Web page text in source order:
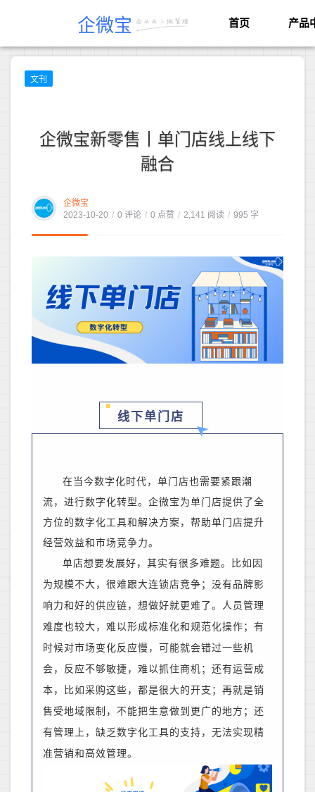
企微宝 首页 产品
文刊
企微宝新零售丨单门店线上线下
融合
企微宝
2023-10-20 / 0 评论 / 0 点赞 / 2,141 阅读 / 995 字
线下单门店
在当今数字化时代，单门店也需要紧跟潮
流，进行数字化转型。企微宝为单门店提供了全
方位的数字化工具和解决方案，帮助单门店提升
经营效益和市场竞争力。
单店想要发展好，其实有很多难题。比如因
为规模不大，很难跟大连锁店竞争；没有品牌影
响力和好的供应链，想做好就更难了。人员管理
难度也较大，难以形成标准化和规范化操作；有
时候对市场变化反应慢，可能就会错过一些机
会 ， 反应不够敏捷，难以抓住商机 ； 还有运营成
本，比如采购这些，都是很大的开支 ； 再就是销
售受地域限制，不能把生意做到更广的地方 ； 还
有管理上，缺乏数字化工具的支持，无法实现精
准营销和高效管理。